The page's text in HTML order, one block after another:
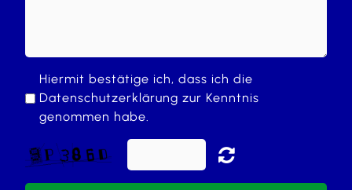
Hiermit bestätige ich, dass ich die
Datenschutzerklärung zur Kenntnis
genommen habe.